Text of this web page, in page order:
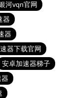
河vqn官网
器
器
器下载官网
安卓加速器梯子